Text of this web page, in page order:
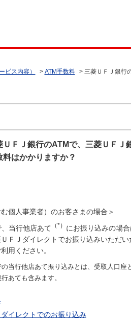
ビス内容） > ATM手数料 > 三菱ＵＦＪ銀行
ＵＦＪ銀行のATMで、三菱ＵＦＪ
料はかかりますか？
個人事業者）のお客さまの場合＞
当行他店あて （*）
にお振り込みの場
ＦＪダイレクトでお振り込みいただ
用ください。
の当行他店あて振り込みとは、受取人口
あても含みます。
イレクトでのお振り込み